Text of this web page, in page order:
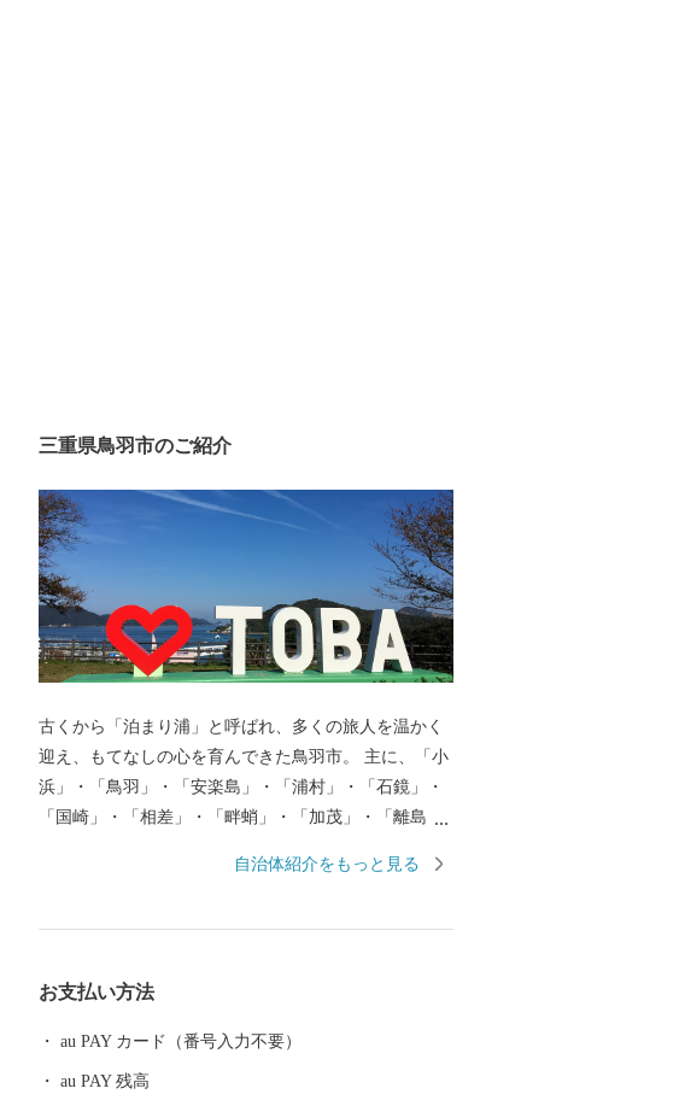
三重県鳥羽市のご紹介
古くから「泊まり浦」と呼ばれ、多くの旅人を温かく
迎え、もてなしの心を育んできた鳥羽市。 主に、「小
浜」・「鳥羽」・「安楽島」・「浦村」・「石鏡」・
「国崎」・「相差」・「畔蛸」・「加茂」・「離島
れ、それぞれに特徴を持っており、美しい海、その恩
くの歴史・文化が遺されています。日本一の海女のま
ち、鳥羽城跡地をはじめ、真珠王「御木本幸吉」が世
羽市はその全域が伊勢志摩国立公園に位置し、豊かな
自治体紹介をもっと見る
お支払い方法
au PAY カード（番号入力不要）
au PAY 残高